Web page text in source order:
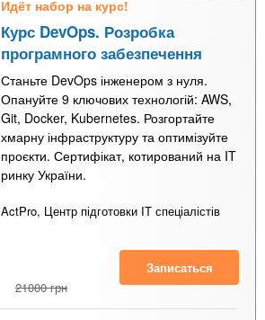
Идёт набор на курс!
Курс DevOps. Розробка
програмного забезпечення
Станьте DevOps інженером з нуля.
Опануйте 9 ключових технологій: AWS,
Git, Docker, Kubernetes. Розгортайте
хмарну інфраструктуру та оптимізуйте
проєкти. Сертифікат, котирований на IT
ринку України.
ActPro, Центр підготовки IT спеціалістів
21000 грн
Записаться